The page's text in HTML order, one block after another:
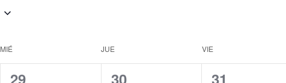
MIÉ JUE VIE
2
29
1
30
1
31